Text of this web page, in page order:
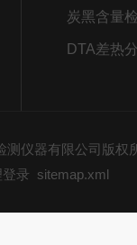
炭黑含量
DTA差热
测仪器有限公司版权
录 sitemap.xml